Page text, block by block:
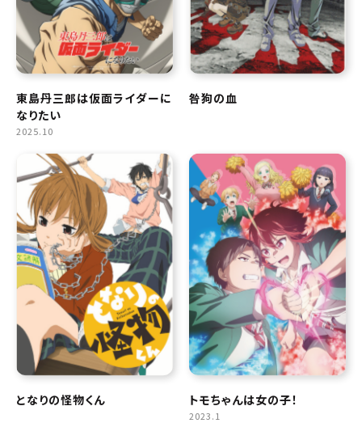
東島丹三郎は仮面ライダーに
なりたい
2025.10
咎狗の血
となりの怪物くん トモちゃんは女の子！
2023.1